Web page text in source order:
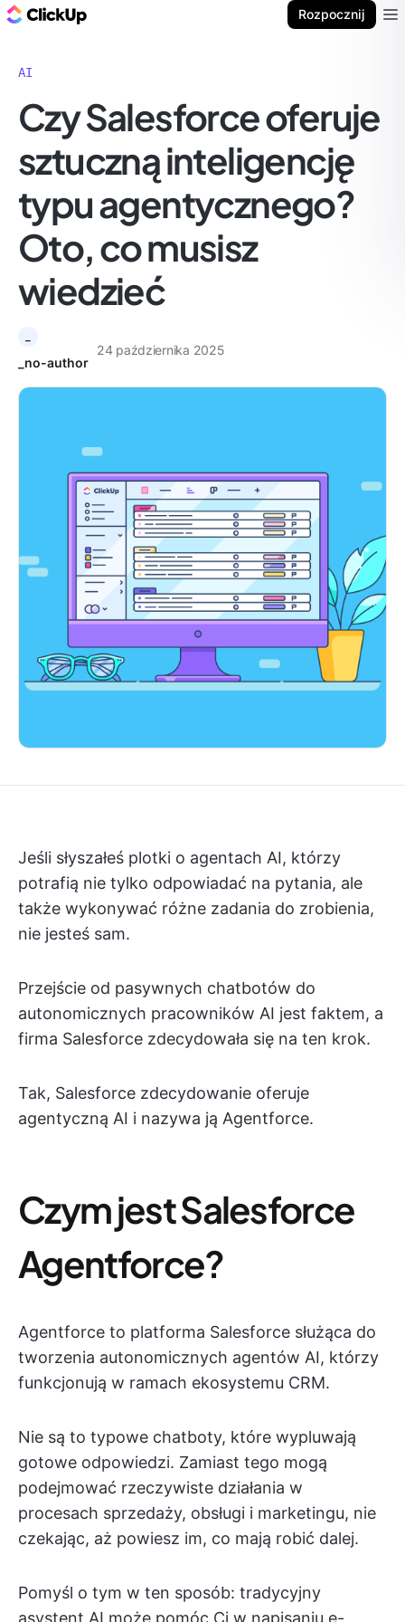
Rozpocznij
AI
Czy Salesforce oferuje
sztuczną inteligencję
typu agentycznego?
Oto, co musisz
wiedzieć
_no-author
24 października 2025
Jeśli słyszałeś plotki o agentach AI, którzy
potrafią nie tylko odpowiadać na pytania, ale
także wykonywać różne zadania do zrobienia,
nie jesteś sam.
Przejście od pasywnych chatbotów do
autonomicznych pracowników AI jest faktem, a
firma Salesforce zdecydowała się na ten krok.
Tak, Salesforce zdecydowanie oferuje
agentyczną AI i nazywa ją Agentforce.
Czym jest Salesforce
Agentforce?
Agentforce to platforma Salesforce służąca do
tworzenia autonomicznych agentów AI, którzy
funkcjonują w ramach ekosystemu CRM.
Nie są to typowe chatboty, które wypluwają
gotowe odpowiedzi. Zamiast tego mogą
podejmować rzeczywiste działania w
procesach sprzedaży, obsługi i marketingu, nie
czekając, aż powiesz im, co mają robić dalej.
Pomyśl o tym w ten sposób: tradycyjny
asystent AI może pomóc Ci w napisaniu e-